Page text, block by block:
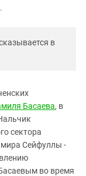
в
Басаева, в
сектора
Сейфуллы -
во время